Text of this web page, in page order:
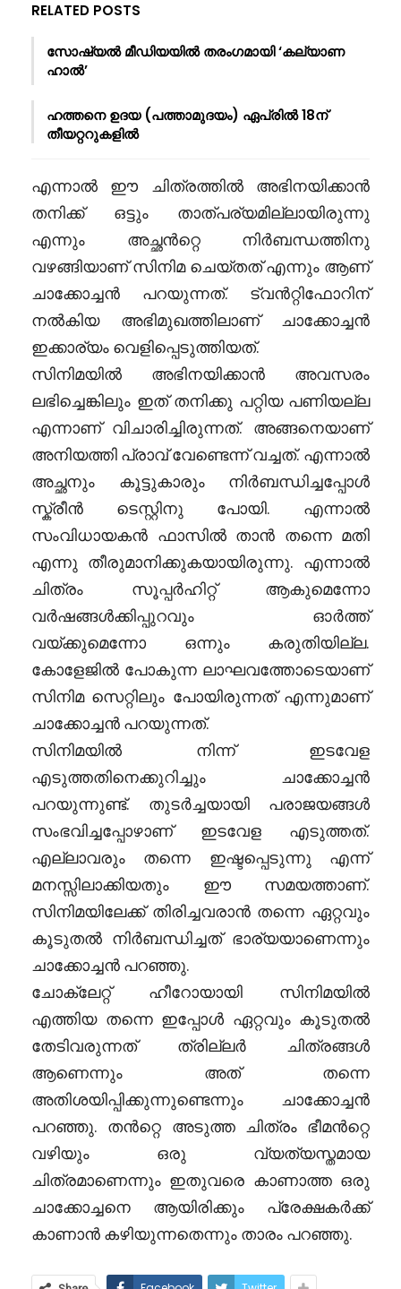
RELATED POSTS
സോഷ്യൽ മീഡിയയിൽ തരംഗമായി ‘കല്യാണ
ഹാൽ’
ഹത്തനെ ഉദയ (പത്താമുദയം) ഏപ്രിൽ 18ന്
തീയറ്ററുകളിൽ
എന്നാൽ ഈ ചിത്രത്തിൽ അഭിനയിക്കാൻ
തനിക്ക് ഒട്ടും താത്പര്യമില്ലായിരുന്നു
എന്നും അച്ഛൻറ്റെ നിർബന്ധത്തിനു
വഴങ്ങിയാണ് സിനിമ ചെയ്തത് എന്നും ആണ്
ചാക്കോച്ചൻ പറയുന്നത്. ട്വൻറ്റിഫോറിന്
നൽകിയ അഭിമുഖത്തിലാണ് ചാക്കോച്ചൻ
ഇക്കാര്യം വെളിപ്പെടുത്തിയത്.
സിനിമയിൽ അഭിനയിക്കാൻ അവസരം
ലഭിച്ചെങ്കിലും ഇത് തനിക്കു പറ്റിയ പണിയല്ല
എന്നാണ് വിചാരിച്ചിരുന്നത്. അങ്ങനെയാണ്
അനിയത്തി പ്രാവ് വേണ്ടെന്ന് വച്ചത്. എന്നാൽ
അച്ഛനും കൂട്ടുകാരും നിർബന്ധിച്ചപ്പോൾ
സ്ക്രീൻ ടെസ്റ്റിനു പോയി. എന്നാൽ
സംവിധായകൻ ഫാസിൽ താൻ തന്നെ മതി
എന്നു തീരുമാനിക്കുകയായിരുന്നു. എന്നാൽ
ചിത്രം സൂപ്പർഹിറ്റ് ആകുമെന്നോ
വർഷങ്ങൾക്കിപ്പുറവും ഓർത്ത്
വയ്ക്കുമെന്നോ ഒന്നും കരുതിയില്ല.
കോളേജിൽ പോകുന്ന ലാഘവത്തോടെയാണ്
സിനിമ സെറ്റിലും പോയിരുന്നത് എന്നുമാണ്
ചാക്കോച്ചൻ പറയുന്നത്.
സിനിമയിൽ നിന്ന് ഇടവേള
എടുത്തതിനെക്കുറിച്ചും ചാക്കോച്ചൻ
പറയുന്നുണ്ട്. തുടർച്ചയായി പരാജയങ്ങൾ
സംഭവിച്ചപ്പോഴാണ് ഇടവേള എടുത്തത്.
എല്ലാവരും തന്നെ ഇഷ്ടപ്പെടുന്നു എന്ന്
മനസ്സിലാക്കിയതും ഈ സമയത്താണ്.
സിനിമയിലേക്ക് തിരിച്ചവരാൻ തന്നെ ഏറ്റവും
കൂടുതൽ നിർബന്ധിച്ചത് ഭാര്യയാണെന്നും
ചാക്കോച്ചൻ പറഞ്ഞു.
ചോക്ലേറ്റ് ഹീറോയായി സിനിമയിൽ
എത്തിയ തന്നെ ഇപ്പോൾ ഏറ്റവും കൂടുതൽ
തേടിവരുന്നത് ത്രില്ലർ ചിത്രങ്ങൾ
ആണെന്നും അത് തന്നെ
അതിശയിപ്പിക്കുന്നുണ്ടെന്നും ചാക്കോച്ചൻ
പറഞ്ഞു. തൻറ്റെ അടുത്ത ചിത്രം ഭീമൻറ്റെ
വഴിയും ഒരു വ്യത്യസ്തമായ
ചിത്രമാണെന്നും ഇതുവരെ കാണാത്ത ഒരു
ചാക്കോച്ചനെ ആയിരിക്കും പ്രേക്ഷകർക്ക്
കാണാൻ കഴിയുന്നതെന്നും താരം പറഞ്ഞു.